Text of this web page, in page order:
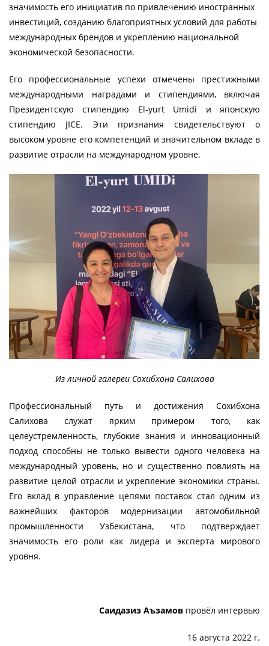
значимость его инициатив по привлечению иностранных
инвестиций, созданию благоприятных условий для работы
международных брендов и укреплению национальной
экономической безопасности.
Его профессиональные успехи отмечены престижными
международными наградами и стипендиями, включая
Президентскую стипендию El-yurt Umidi и японскую
стипендию JICE. Эти признания свидетельствуют о
высоком уровне его компетенций и значительном вкладе в
развитие отрасли на международном уровне.
Из личной галереи Сохибхона Салихова
Профессиональный путь и достижения Сохибхона
Салихова служат ярким примером того, как
целеустремленность, глубокие знания и инновационный
подход способны не только вывести одного человека на
международный уровень, но и существенно повлиять на
развитие целой отрасли и укрепление экономики страны.
Его вклад в управление цепями поставок стал одним из
важнейших факторов модернизации автомобильной
промышленности Узбекистана, что подтверждает
значимость его роли как лидера и эксперта мирового
уровня.
Саидазиз Аъзамов провёл интервью
16 августа 2022 г.